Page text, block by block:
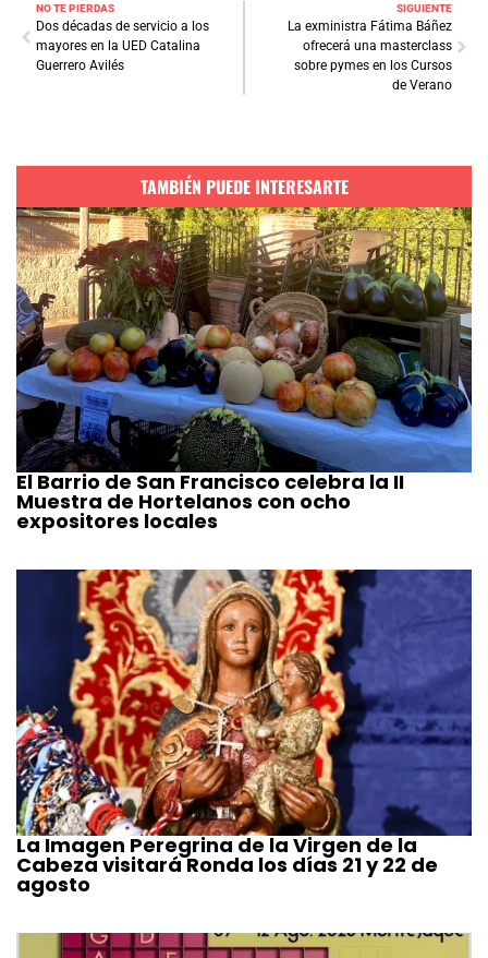
NO TE PIERDAS
Dos décadas de servicio a los
mayores en la UED Catalina
Guerrero Avilés
SIGUIENTE
La exministra Fátima Báñez
ofrecerá una masterclass
sobre pymes en los Cursos
de Verano
TAMBIÉN PUEDE INTERESARTE
El Barrio de San Francisco celebra la II
Muestra de Hortelanos con ocho
expositores locales
La Imagen Peregrina de la Virgen de la
Cabeza visitará Ronda los días 21 y 22 de
agosto